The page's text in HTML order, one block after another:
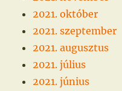
2021. október
2021. szeptember
2021. augusztus
2021. július
2021. június